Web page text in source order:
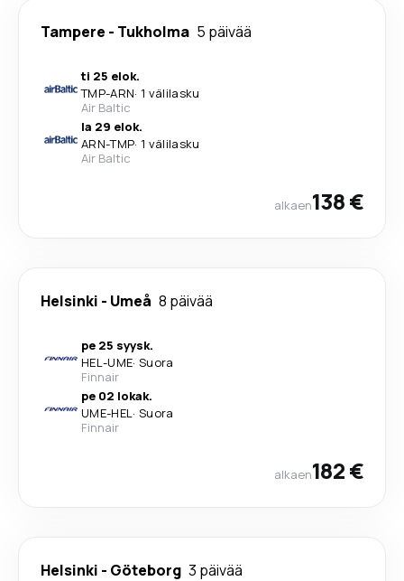
Tampere - Tukholma 5 päivää
ti 25 elok.
TMP-ARN· 1 välilasku
Air Baltic
la 29 elok.
ARN-TMP· 1 välilasku
Air Baltic
alkaen138 €
Helsinki - Umeå 8 päivää
pe 25 syysk.
HEL-UME· Suora
Finnair
pe 02 lokak.
UME-HEL· Suora
Finnair
alkaen182 €
Helsinki - Göteborg 3 päivää